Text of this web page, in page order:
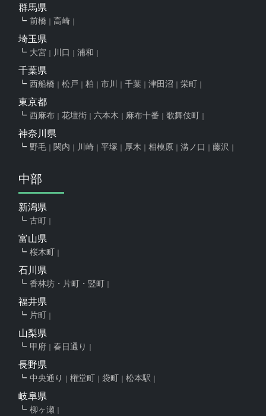
群馬県
前橋 高崎
埼玉県
大宮 川口 浦和
千葉県
西船橋 松戸 柏 市川 千葉 津田沼 栄町
東京都
西麻布 花壇街 六本木 麻布十番 歌舞伎町
神奈川県
野毛 関内 川崎 平塚 厚木 相模原 溝ノ口 藤沢
中部
新潟県
古町
富山県
桜木町
石川県
香林坊・片町・竪町
福井県
片町
山梨県
甲府 春日通り
長野県
中央通り 権堂町 袋町 松本駅
岐阜県
柳ヶ瀬